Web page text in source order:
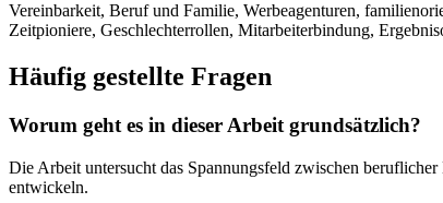
Vereinbarkeit, Beruf und Familie, Werbeagenturen,
Zeitpioniere, Geschlechterrollen, Mitarbeiterbindung,
Häufig gestellte Fragen
Worum geht es in dieser Arbeit grundsätzlich?
Die Arbeit untersucht das Spannungsfeld zwischen
entwickeln.